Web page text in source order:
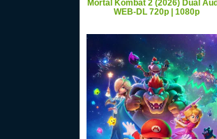
Mortal Kombat 2 (2026) Dual
WEB-DL 720p | 1080p